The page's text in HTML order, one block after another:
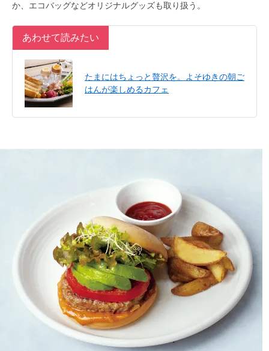
か、エコバッグなどオリジナルグッズも取り扱う。
あわせて読みたい
たまにはちょっと贅沢を。よそゆきの朝ご
はんが楽しめるカフェ